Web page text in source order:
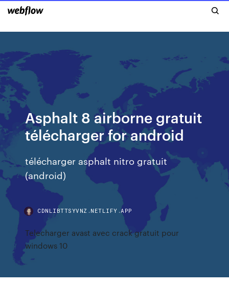
Asphalt 8 airborne gratuit
télécharger for android
télécharger asphalt nitro gratuit
(android)
CDNLIBTTSYVNZ.NETLIFY.APP
Telecharger avast avec crack gratuit pour
windows 10